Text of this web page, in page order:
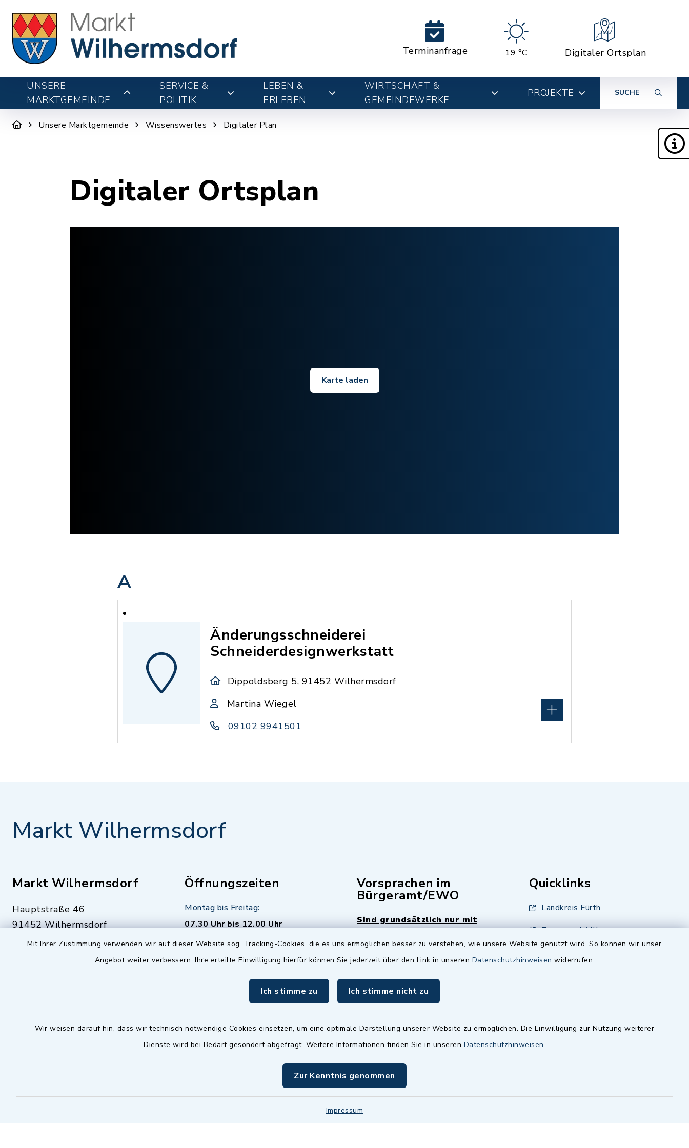
Mit Ihrer Zustimmung verwenden wir auf dieser Website sog. Tracking-Cookies, die es uns ermöglichen besser zu verstehen, wie unsere Website genutzt wird. So können wir unser
Angebot weiter verbessern. Ihre erteilte Einwilligung hierfür können Sie jederzeit über den Link in unseren Datenschutzhinweisen widerrufen.
Ich stimme zu Ich stimme nicht zu
Wir weisen darauf hin, dass wir technisch notwendige Cookies einsetzen, um eine optimale Darstellung unserer Website zu ermöglichen. Die Einwilligung zur Nutzung weiterer
Dienste wird bei Bedarf gesondert abgefragt. Weitere Informationen finden Sie in unseren Datenschutzhinweisen.
Zur Kenntnis genommen
Impressum
Terminanfrage 19 °C Digitaler Ortsplan
UNSERE
MARKTGEMEINDE
SERVICE &
POLITIK
LEBEN &
ERLEBEN
WIRTSCHAFT &
GEMEINDEWERKE
PROJEKTE SUCHE
Unsere Marktgemeinde Wissenswertes Digitaler Plan
Digitaler Ortsplan
Karte laden
A
Änderungsschneiderei
Schneiderdesignwerkstatt
Dippoldsberg 5, 91452 Wilhermsdorf
Martina Wiegel
09102 9941501
Markt Wilhermsdorf
Markt Wilhermsdorf
Hauptstraße 46
91452 Wilhermsdorf
09102 9958-0
09102 9958-111
Notfallnummer Bauhof
Öffnungszeiten
Montag bis Freitag:
07.30 Uhr bis 12.00 Uhr
Dienstag zusätzlich:
16.30 bis 18.00 Uhr - allerdings
nur mit Termin
(abweichende Termine sind
möglich - bitte fragen Sie den
zuständigen Sachbearbeiter)
Vorsprachen im
Bürgeramt/EWO
Sind grundsätzlich nur mit
istMittwochs geschlossen.
Quicklinks
Landkreis Fürth
Zenngrund Allianz